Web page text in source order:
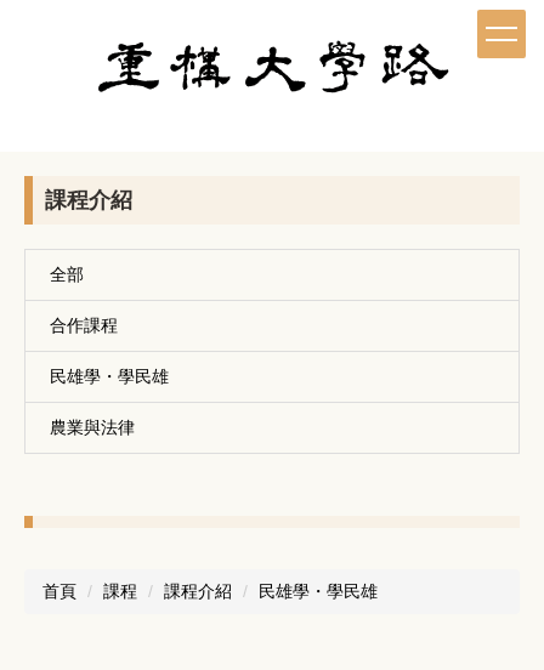
課程介紹
全部
合作課程
民雄學・學民雄
農業與法律
首頁 課程 課程介紹 民雄學・學民雄